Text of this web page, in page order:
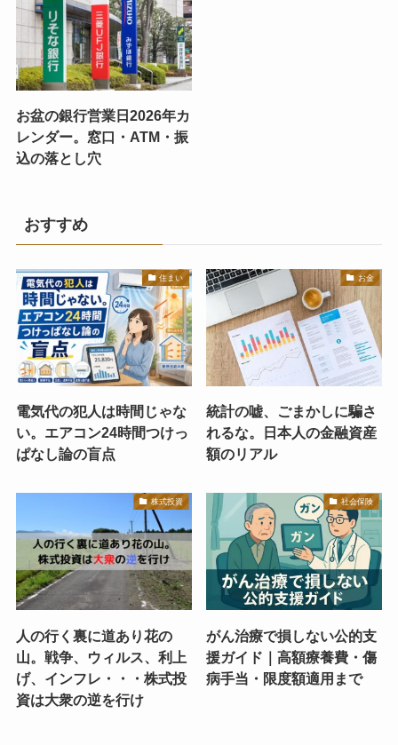
お盆の銀行営業日2026年カ
レンダー。窓口・ATM・振
込の落とし穴
おすすめ
住まい
電気代の犯人は時間じゃな
い。エアコン24時間つけっ
ぱなし論の盲点
お金
統計の嘘、ごまかしに騙さ
れるな。日本人の金融資産
額のリアル
株式投資
人の行く裏に道あり花の
山。戦争、ウィルス、利上
げ、インフレ・・・株式投
資は大衆の逆を行け
社会保険
がん治療で損しない公的支
援ガイド｜高額療養費・傷
病手当・限度額適用まで